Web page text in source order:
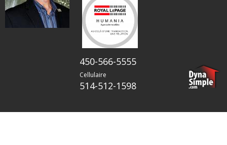
450-566-5555
Cellulaire
514-512-1598